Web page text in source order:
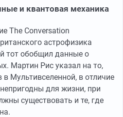
и квантовая механика
The Conversation
астрофизика
тот обобщил данные о
Мартин Рис указал на то,
Мультивселенной, в отличие
для жизни, при
существовать и те, где